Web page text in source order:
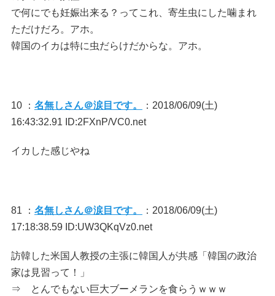
で何にでも妊娠出来る？ってこれ、寄生虫にした噛まれ
ただけだろ。アホ。
韓国のイカは特に虫だらけだからな。アホ。
10 ： 名無しさん＠涙目です。
：2018/06/09(土)
16:43:32.91 ID:2FXnP/VC0.net
イカした感じやね
81 ： 名無しさん＠涙目です。
：2018/06/09(土)
17:18:38.59 ID:UW3QKqVz0.net
訪韓した米国人教授の主張に韓国人が共感「韓国の政治
家は見習って！」
⇒ とんでもない巨大ブーメランを食らうｗｗｗ